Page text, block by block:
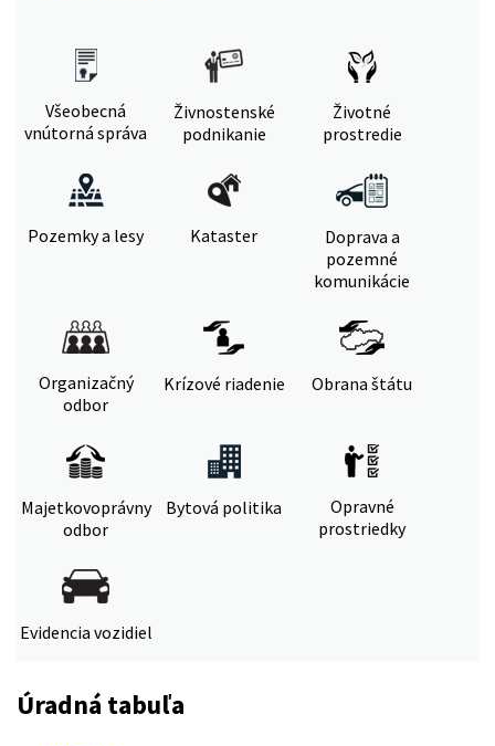
Všeobecná
vnútorná správa
Živnostenské
podnikanie
Životné
prostredie
Pozemky a lesy Kataster
Doprava a
pozemné
komunikácie
Organizačný
odbor
Krízové riadenie Obrana štátu
Majetkovoprávny
odbor
Bytová politika
Opravné
prostriedky
Evidencia vozidiel
Úradná tabuľa